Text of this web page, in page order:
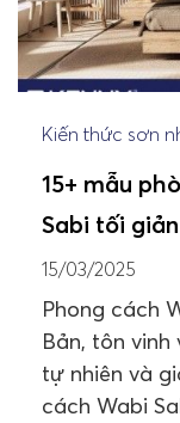
Kiến thức sơn
15+ mẫu
Sabi tối
15/03/2025
Phong cách
Bản, tôn
tự nhiên và
cách Wabi